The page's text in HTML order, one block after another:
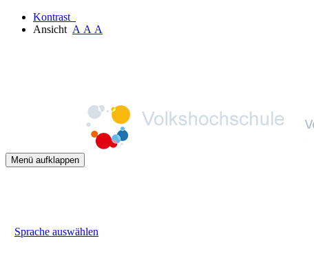
Kontrast
Ansicht A A A
Menü aufklappen
Sprache auswählen